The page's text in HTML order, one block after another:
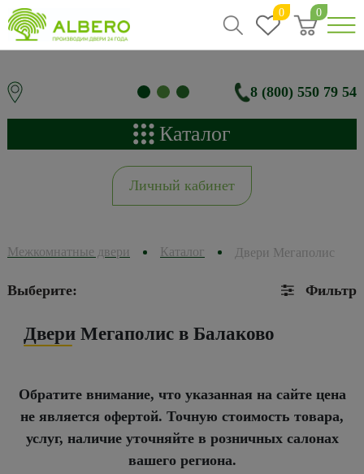
0 0
8 (800) 550 79 54
Каталог
Личный кабинет
Межкомнатные двери Каталог Двери Мегаполис
Выберите: Фильтр
Двери Мегаполис в Балаково
Обратите внимание, что указанная на сайте цена
не является офертой. Точную стоимость товара,
услуг, наличие уточняйте в розничных салонах
вашего региона.